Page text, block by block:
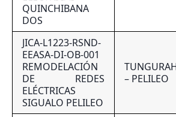
QUINCHIBANA
DOS
JICA-L1223-RSND-
EEASA-DI-OB-001
REMODELACIÓN
DE REDES
ELÉCTRICAS
SIGUALO PELILEO
– PELILEO